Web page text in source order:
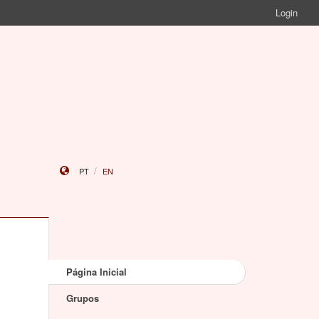
Login
PT EN
Página Inicial
Grupos